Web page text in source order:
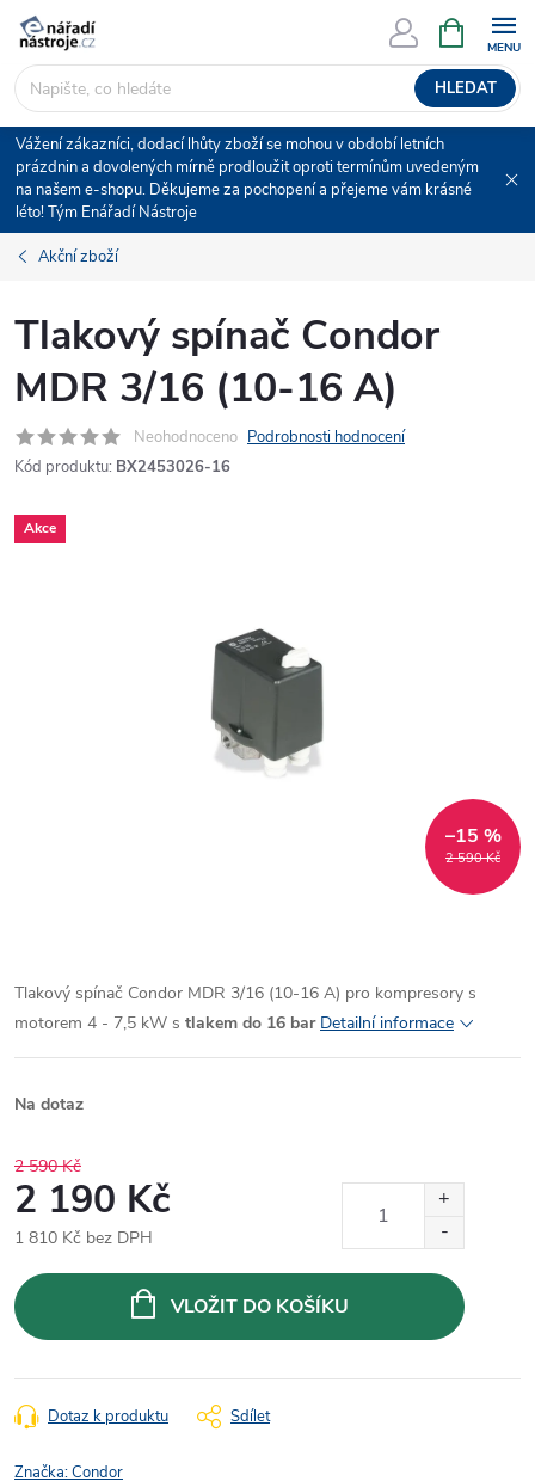
Přejít
obsah
HLEDAT
NÁKUPNÍ
KOŠÍK
Vážení zákazníci, dodací lhůty zboží se mohou v období letních
prázdnin a dovolených mírně prodloužit oproti termínům uvedeným
na našem e-shopu. Děkujeme za pochopení a přejeme vám krásné
léto! Tým Enářadí Nástroje
Akční zboží
Tlakový spínač Condor
MDR 3/16 (10-16 A)
Neohodnoceno Podrobnosti hodnocení
Kód produktu: BX2453026-16
Akce
2 590 Kč
–15 %
Tlakový spínač Condor MDR 3/16 (10-16 A) pro kompresory s
motorem 4 - 7,5 kW s tlakem do 16 bar Detailní informace
Na dotaz
2 590 Kč
2 190 Kč
1 810 Kč bez DPH
cena:
VLOŽIT DO KOŠÍKU
Dotaz k produktu Sdílet
Značka:Condor